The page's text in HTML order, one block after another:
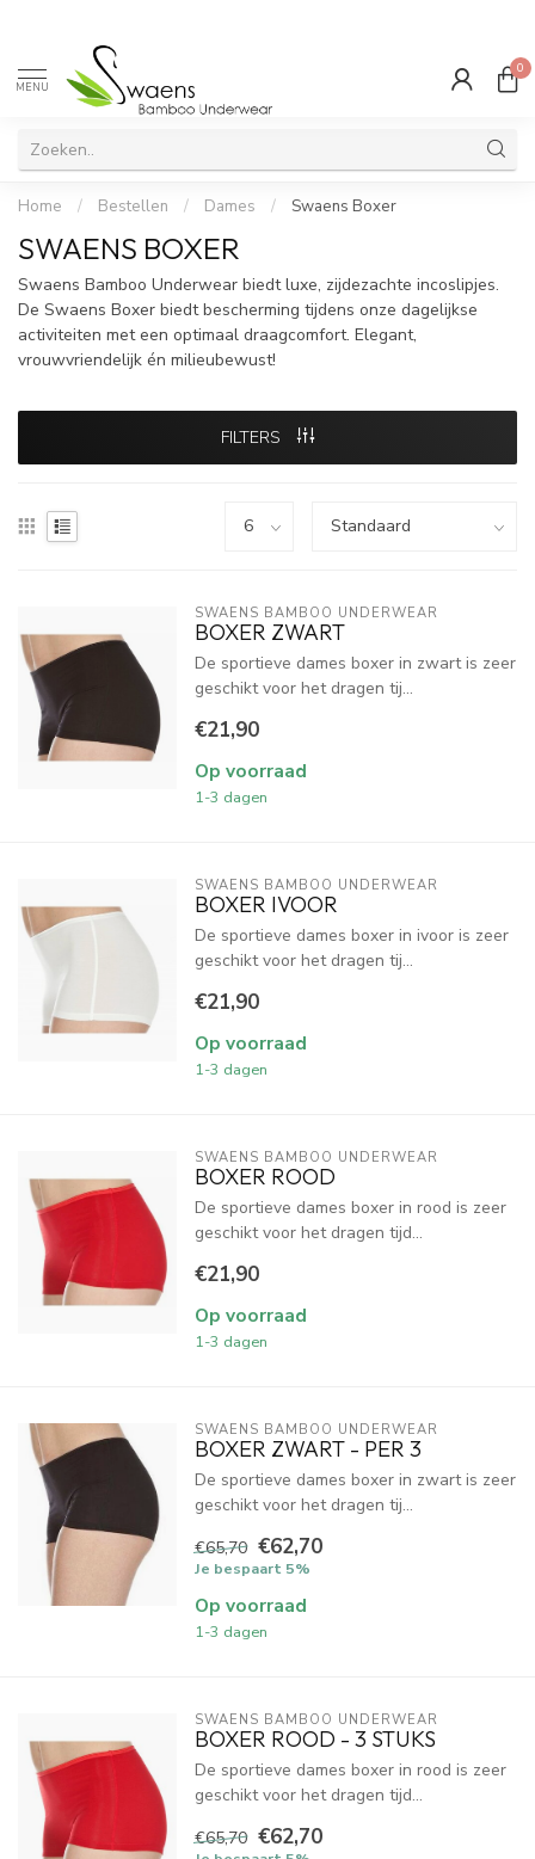
MENU
0
Home / Bestellen / Dames / Swaens Boxer
SWAENS BOXER
Swaens Bamboo Underwear biedt luxe, zijdezachte incoslipjes.
De Swaens Boxer biedt bescherming tijdens onze dagelijkse
activiteiten met een optimaal draagcomfort. Elegant,
vrouwvriendelijk én milieubewust!
FILTERS
SWAENS BAMBOO UNDERWEAR
BOXER ZWART
De sportieve dames boxer in zwart is zeer
geschikt voor het dragen tij...
€21,90
Op voorraad
1-3 dagen
SWAENS BAMBOO UNDERWEAR
BOXER IVOOR
De sportieve dames boxer in ivoor is zeer
geschikt voor het dragen tij...
€21,90
Op voorraad
1-3 dagen
SWAENS BAMBOO UNDERWEAR
BOXER ROOD
De sportieve dames boxer in rood is zeer
geschikt voor het dragen tijd...
€21,90
Op voorraad
1-3 dagen
SWAENS BAMBOO UNDERWEAR
BOXER ZWART - PER 3
De sportieve dames boxer in zwart is zeer
geschikt voor het dragen tij...
€65,70 €62,70
Je bespaart 5%
Op voorraad
1-3 dagen
SWAENS BAMBOO UNDERWEAR
BOXER ROOD - 3 STUKS
De sportieve dames boxer in rood is zeer
geschikt voor het dragen tijd...
€65,70 €62,70